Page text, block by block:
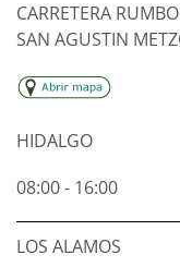
CARRETERA
SAN AGUSTIN
HIDALGO
08:00 - 16:00
LOS ALAMOS